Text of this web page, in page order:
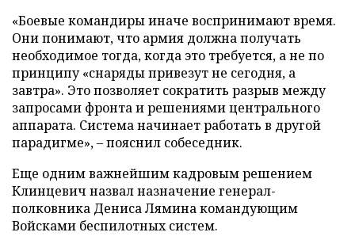
«Боевые командиры иначе воспринимают время.
Они понимают, что армия должна получать
необходимое тогда, когда это требуется, а не по
принципу «снаряды привезут не сегодня, а
завтра». Это позволяет сократить разрыв между
запросами фронта и решениями центрального
аппарата. Система начинает работать в другой
парадигме», – пояснил собеседник.
Еще одним важнейшим кадровым решением
Клинцевич назвал назначение генерал-
полковника Дениса Лямина командующим
Войсками беспилотных систем.